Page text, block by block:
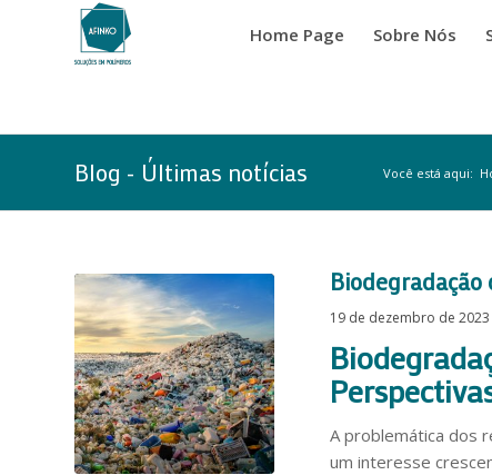
Home Page Sobre Nós
Blog - Últimas notícias Você está aqui:
19 de dezembro de 2023
A problemática dos
um interesse